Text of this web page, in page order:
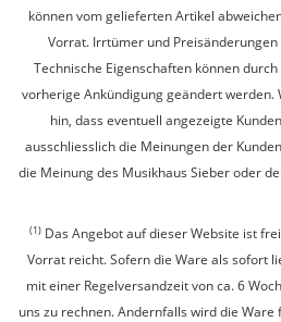
können vom gelieferten Artikel
Vorrat. Irrtümer und
Technische Eigenschaften können
vorherige Ankündigung geändert werden.
hin, dass eventuell angezeigte
ausschliesslich die Meinungen der
die Meinung des Musikhaus Sieber oder
(1) Das Angebot auf dieser Website ist
Vorrat reicht. Sofern die Ware als sofort
mit einer Regelversandzeit von ca. 6
uns zu rechnen. Andernfalls wird die